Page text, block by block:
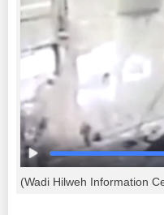
(Wadi Hilweh Information